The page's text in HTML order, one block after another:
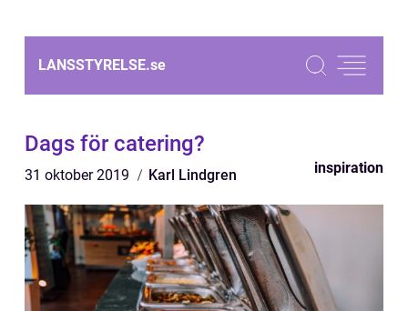
LANSSTYRELSE.se
Dags för catering?
31 oktober 2019 Karl Lindgren inspiration